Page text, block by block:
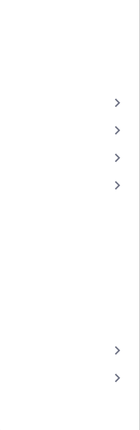
keyboard_arrow_right
keyboard_arrow_right
keyboard_arrow_right
keyboard_arrow_right
keyboard_arrow_right
keyboard_arrow_right